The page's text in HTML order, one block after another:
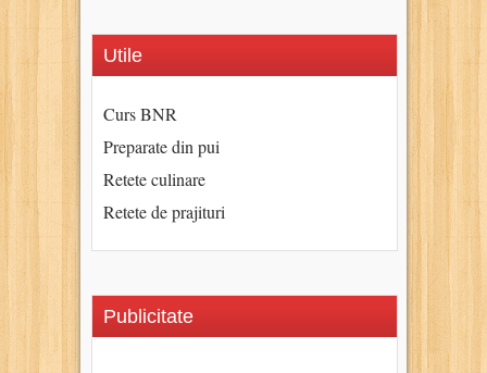
Utile
Curs BNR
Preparate din pui
Retete culinare
Retete de prajituri
Publicitate